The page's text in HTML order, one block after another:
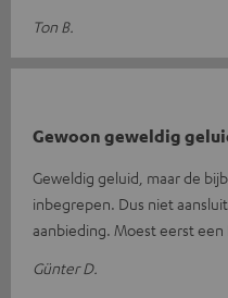
Ton B.
Gewoon geweldig
Geweldig geluid, maar de
inbegrepen. Dus niet
aanbieding. Moest eerst een
Günter D.